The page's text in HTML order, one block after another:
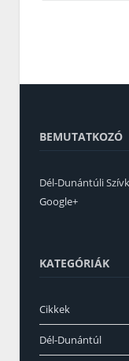
BEMUTATKOZÓ
Dél-Dunántúli
Google+
KATEGÓRIÁK
Cikkek
Dél-Dunántúl